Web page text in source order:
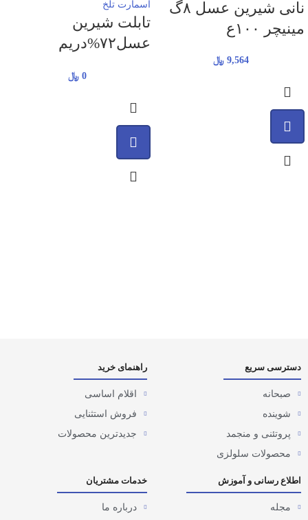
نانی شیرین عسل ۸گ
مینیچر ۱۰۰ع
9,564 ﷼
تابلت شیرین
عسل۷۲%دریم
0 ﷼
دسترسی سریع
صبحانه
شوینده
پروتئنی و منجمد
محصولات سلولزی
راهنمای خرید
اقلام اساسی
فروش استثنایی
جدیدترین محصولات
اطلاع رسانی و آموزش
مجله
خدمات مشتریان
درباره ما